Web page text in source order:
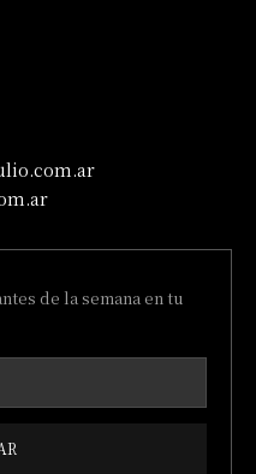
de la semana en tu